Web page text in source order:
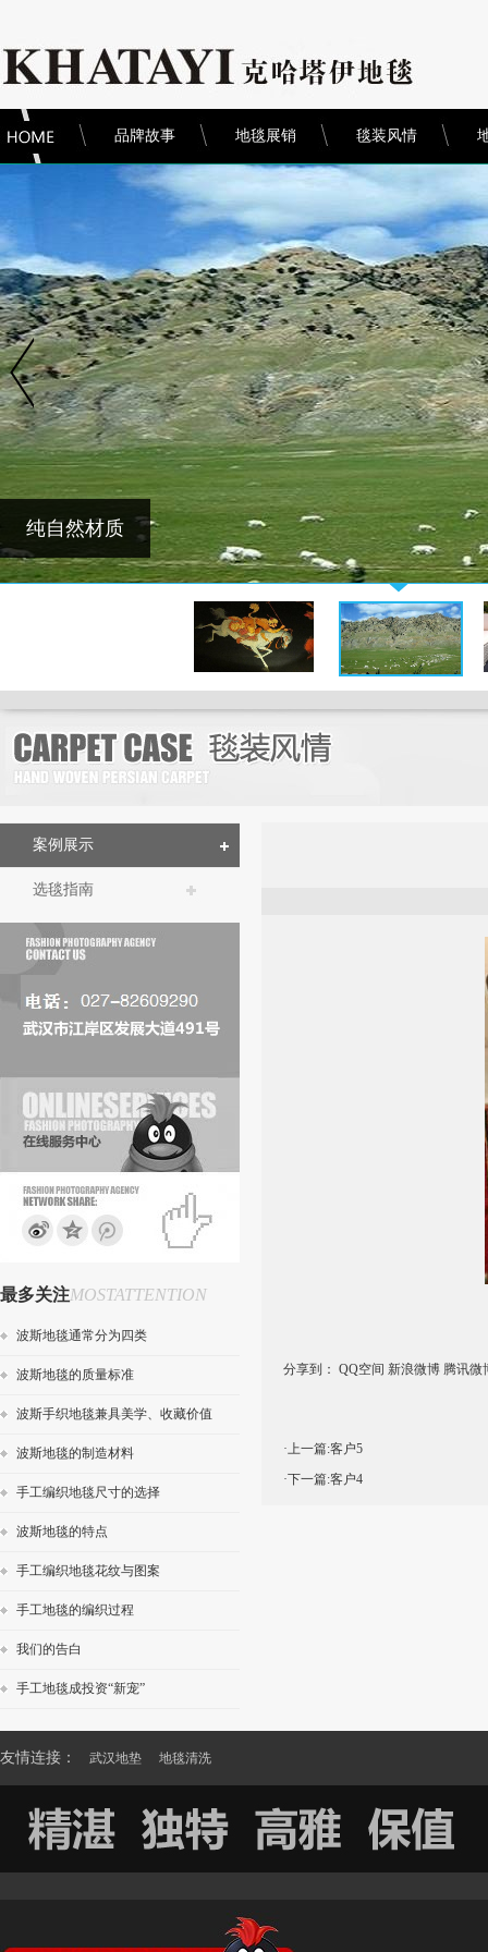
品牌故事 地毯展销 毯装风情
纯自然材质
案例展示
选毯指南
最多关注MOSTATTENTION
波斯地毯通常分为四类
波斯地毯的质量标准
波斯手织地毯兼具美学、收藏价值
波斯地毯的制造材料
手工编织地毯尺寸的选择
波斯地毯的特点
手工编织地毯花纹与图案
手工地毯的编织过程
我们的告白
手工地毯成投资“新宠”
分享到： QQ空间 新浪微博 腾讯微
·上一篇:客户5
·下一篇:客户4
友情连接： 武汉地垫 地毯清洗